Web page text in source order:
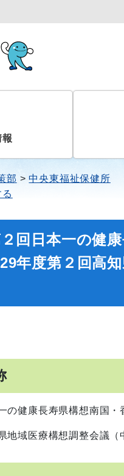
報
部
中央東福祉保健所
回日本一の健
年度第２回高
の健康長寿県構想南国・
地域医療構想調整会議（